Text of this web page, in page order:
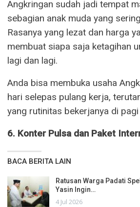
Angkringan sudah jadi tempat
sebagian anak muda yang
Rasanya yang lezat dan harga
membuat siapa saja ketagihan
lagi dan lagi.
Anda bisa membuka usaha
hari selepas pulang kerja,
yang rutinitas bekerjanya di
6. Konter Pulsa dan Paket
BACA BERITA LAIN
Ratusan Warga Padati
Yasin Ingin…
4 Jul 2026